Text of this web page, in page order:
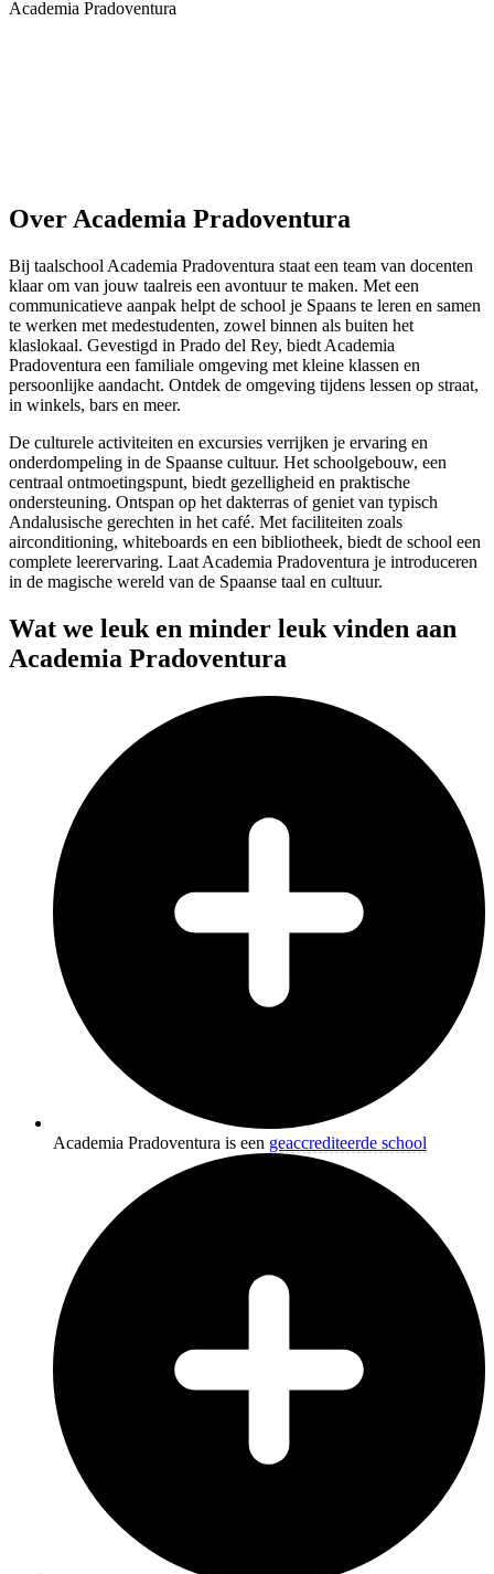
Academia Pradoventura
Over Academia Pradoventura
Bij taalschool Academia Pradoventura staat een team van docenten
klaar om van jouw taalreis een avontuur te maken. Met een
communicatieve aanpak helpt de school je Spaans te leren en samen
te werken met medestudenten, zowel binnen als buiten het
klaslokaal. Gevestigd in Prado del Rey, biedt Academia
Pradoventura een familiale omgeving met kleine klassen en
persoonlijke aandacht. Ontdek de omgeving tijdens lessen op straat,
in winkels, bars en meer.
De culturele activiteiten en excursies verrijken je ervaring en
onderdompeling in de Spaanse cultuur. Het schoolgebouw, een
centraal ontmoetingspunt, biedt gezelligheid en praktische
ondersteuning. Ontspan op het dakterras of geniet van typisch
Andalusische gerechten in het café. Met faciliteiten zoals
airconditioning, whiteboards en een bibliotheek, biedt de school een
complete leerervaring. Laat Academia Pradoventura je introduceren
in de magische wereld van de Spaanse taal en cultuur.
Wat we leuk en minder leuk vinden aan
Academia Pradoventura
Academia Pradoventura is een geaccrediteerde school